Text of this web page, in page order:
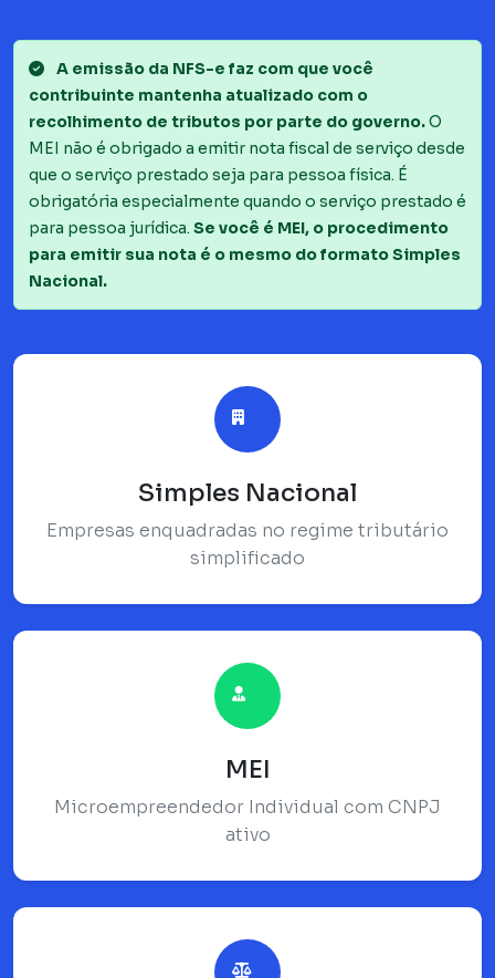
A emissão da NFS-e faz com que você
contribuinte mantenha atualizado com o
recolhimento de tributos por parte do governo.O
MEI não é obrigado a emitir nota fiscal de serviço desde
que o serviço prestado seja para pessoa física. É
obrigatória especialmente quando o serviço prestado é
para pessoa jurídica. Se você é MEI, o procedimento
para emitir sua nota é o mesmo do formato Simples
Nacional.
Simples Nacional
Empresas enquadradas no regime tributário
simplificado
MEI
Microempreendedor Individual com CNPJ
ativo